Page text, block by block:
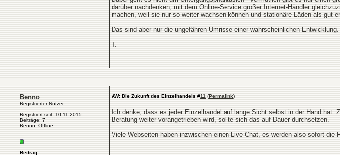
darüber nachdenken, mit dem Online-Service großer Internet-Händler
machen, weil sie nur so weiter wachsen können und stationäre Läden als gut
Das sind aber nur die ungefähren Umrisse einer wahrscheinlichen Entwicklung.
T.
Benno
Registrierter Nutzer
Registriert seit: 10.11.2015
Beiträge: 7
Benno: Offline
Beitrag
AW: Die Zukunft des Einzelhandels #11 (Permalink)
Ich denke, dass es jeder Einzelhandel auf lange Sicht selbst in der Hand hat.
Beratung weiter vorangetrieben wird, sollte sich das auf Dauer durchsetzen.
Viele Webseiten haben inzwischen einen Live-Chat, es werden also sofort